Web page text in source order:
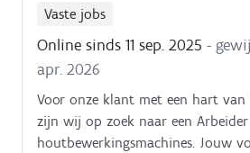
Vaste jobs
Online sinds 11 sep. 2025 -
apr. 2026
Voor onze klant met een hart
zijn wij op zoek naar een Arbeider
houtbewerkingsmachines. Jouw